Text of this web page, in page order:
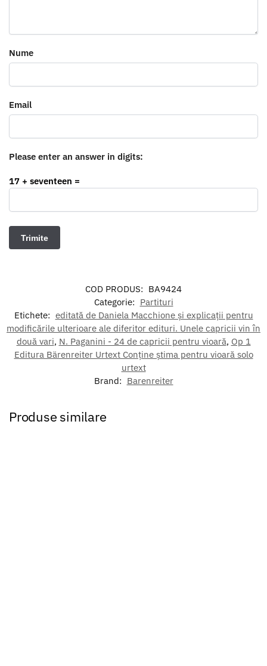
Nume
Email
Please enter an answer in digits:
17 + seventeen =
COD PRODUS: BA9424
Categorie: Partituri
Etichete: editată de Daniela Macchione și explicații pentru
modificările ulterioare ale diferitor edituri. Unele capricii vin în
două vari, N. Paganini - 24 de capricii pentru vioară, Op 1
Editura Bärenreiter Urtext Conține știma pentru vioară solo
urtext
Brand: Barenreiter
Produse similare